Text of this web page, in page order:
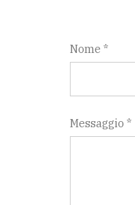
Nome *
Messaggio *